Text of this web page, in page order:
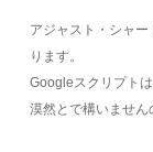
アジャスト・シャ
ります。
Googleスクリプト
漠然とで構いません